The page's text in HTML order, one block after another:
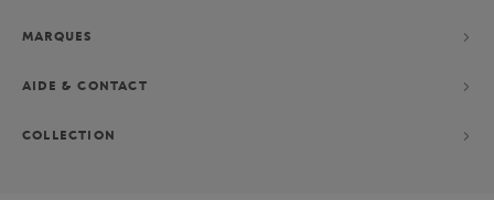
MARQUES
AIDE & CONTACT
COLLECTION